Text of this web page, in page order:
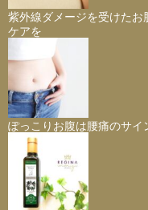
紫外線ダメージを受けたお
ケアを
ぽっこりお腹は腰痛のサイ